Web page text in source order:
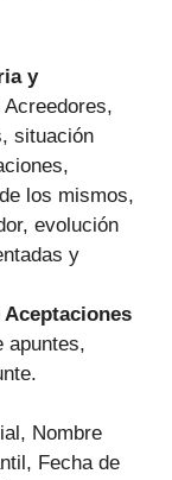
y
Acreedores,
situación
los mismos,
evolución
y
apuntes,
Nombre
Fecha de